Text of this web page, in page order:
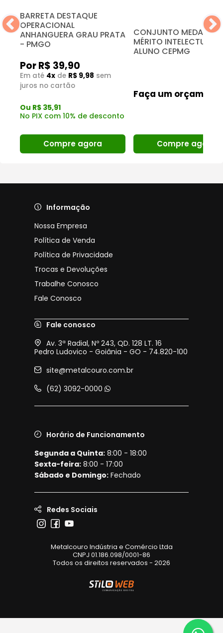
BARRETA DESTAQUE
OPERACIONAL
ANHANGUERA GRAU PRATA
- PMGO
Por R$ 39,90
Em até 4x de R$ 9,98 sem
juros no cartão
Ou R$ 35,91
No PIX com 10% de desconto
Compre agora
CONJUNTO MEDALHA
MÉRITO INTELECTUAL
ALUNO CEPMG
Faça um orçamento
Compre agora
Informação
Nossa Empresa
Política de Venda
Política de Privacidade
Trocas e Devoluções
Trabalhe Conosco
Fale Conosco
Fale conosco
Av. 3ª Radial, Nº 243, QD. 128 LT. 16
Pedro Ludovico - Goiânia - GO - 74.820-100
site@metalcouro.com.br
(62) 3092-0000
Horário de Funcionamento
Segunda a Quinta: 8:00 - 18:00
Sexta-feira: 8:00 - 17:00
Sábado e Domingo: Fechado
Redes Sociais
Metalcouro Indústria e Comércio Ltda
CNPJ 01.186.098/0001-86
Todos os direitos reservados - 2026